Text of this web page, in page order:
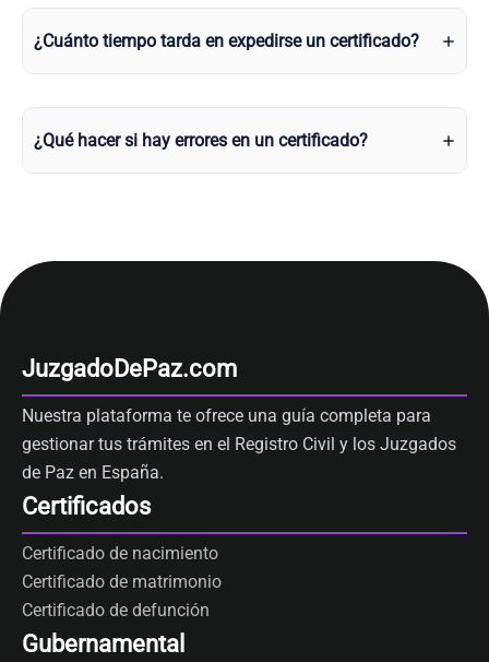
¿Cuánto tiempo tarda en expedirse un certificado?
¿Qué hacer si hay errores en un certificado?
JuzgadoDePaz.com
Nuestra plataforma te ofrece una guía completa para
gestionar tus trámites en el Registro Civil y los Juzgados
de Paz en España.
Certificados
Certificado de nacimiento
Certificado de matrimonio
Certificado de defunción
Gubernamental